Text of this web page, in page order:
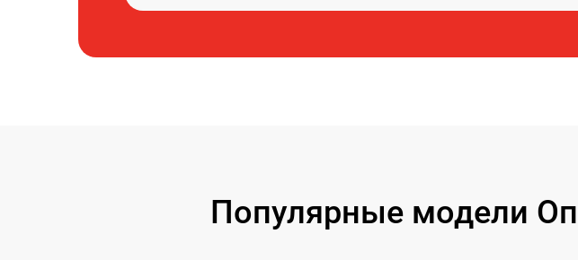
Популярные модели